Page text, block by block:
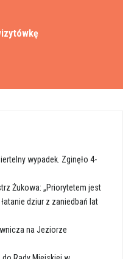
wypadek. Zginęło 4-
Żukowa: „Priorytetem jest
dziur z zaniedbań lat
na Jeziorze